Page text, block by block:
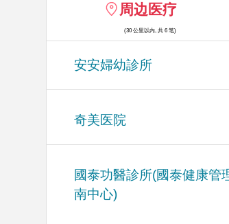
周边医疗
(30 公里以内, 共 6 笔)
安安婦幼診所
奇美医院
國泰功醫診所(國泰健康管
南中心)